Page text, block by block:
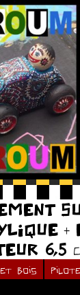
+
6,5
bois pilote